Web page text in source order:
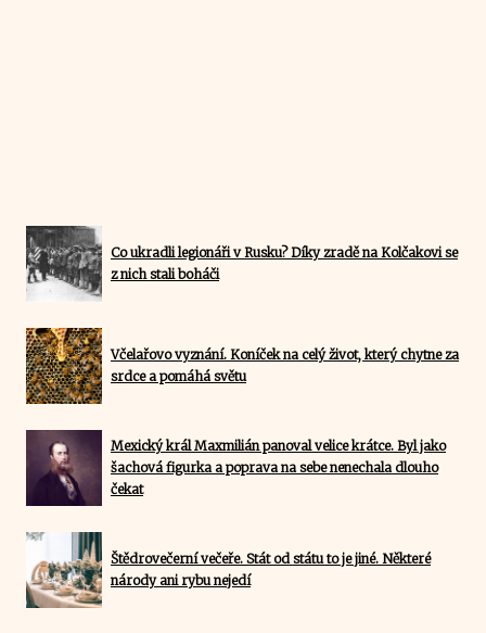
Co ukradli legionáři v Rusku? Díky zradě na Kolčakovi se
z nich stali boháči
Včelařovo vyznání. Koníček na celý život, který chytne za
srdce a pomáhá světu
Mexický král Maxmilián panoval velice krátce. Byl jako
šachová figurka a poprava na sebe nenechala dlouho
čekat
Štědrovečerní večeře. Stát od státu to je jiné. Některé
národy ani rybu nejedí